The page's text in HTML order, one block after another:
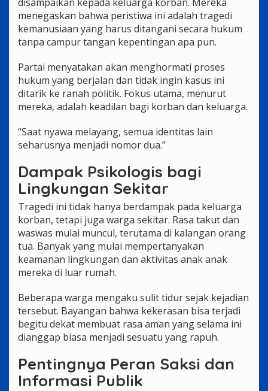
menegaskan bahwa peristiwa ini adalah tragedi
kemanusiaan yang harus ditangani secara hukum
tanpa campur tangan kepentingan apa pun.
Partai menyatakan akan menghormati proses
hukum yang berjalan dan tidak ingin kasus ini
ditarik ke ranah politik. Fokus utama, menurut
mereka, adalah keadilan bagi korban dan keluarga.
“Saat nyawa melayang, semua identitas lain
seharusnya menjadi nomor dua.”
Dampak Psikologis bagi
Lingkungan Sekitar
Tragedi ini tidak hanya berdampak pada keluarga
korban, tetapi juga warga sekitar. Rasa takut dan
waswas mulai muncul, terutama di kalangan orang
tua. Banyak yang mulai mempertanyakan
keamanan lingkungan dan aktivitas anak anak
mereka di luar rumah.
Beberapa warga mengaku sulit tidur sejak kejadian
tersebut. Bayangan bahwa kekerasan bisa terjadi
begitu dekat membuat rasa aman yang selama ini
dianggap biasa menjadi sesuatu yang rapuh.
Pentingnya Peran Saksi dan
Informasi Publik